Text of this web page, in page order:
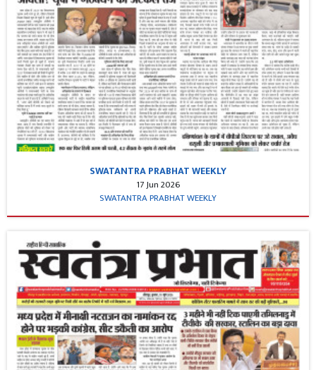
SWATANTRA PRABHAT WEEKLY
17 Jun 2026
SWATANTRA PRABHAT WEEKLY